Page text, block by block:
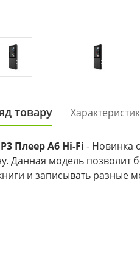
товару
Плеер A6 Hi-Fi - Новинка
Данная модель позволит
и записывать разные